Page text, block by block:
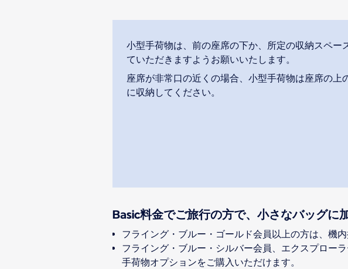
小型手荷物は、前の座席の下か、所定の収納スペー
ていただきますようお願いいたします。
座席が非常口の近くの場合、小型手荷物は座席の上
に収納してください。
Basic料金でご旅行の方で、小さなバッグに
フライング・ブルー・ゴールド会員以上の方は、機
フライング・ブルー・シルバー会員、エクスプロー
手荷物オプションをご購入いただけます。